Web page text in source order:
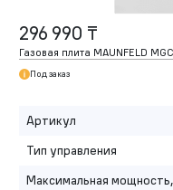
296 990 ₸
Газовая плита MAUNFELD
Под заказ
Артикул
Тип управления
Максимальная